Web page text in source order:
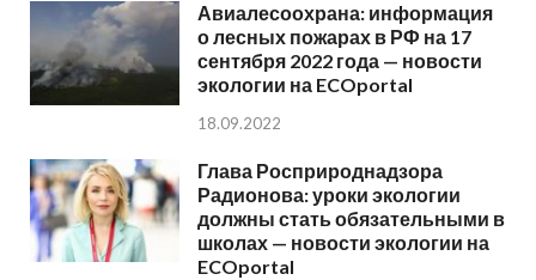
Авиалесоохрана: информация
о лесных пожарах в РФ на 17
сентября 2022 года — новости
экологии на ECOportal
18.09.2022
Глава Росприроднадзора
Радионова: уроки экологии
должны стать обязательными в
школах — новости экологии на
ECOportal